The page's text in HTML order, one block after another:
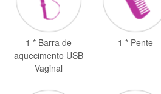
1 * Barra de
aquecimento USB
Vaginal
1 * Pente